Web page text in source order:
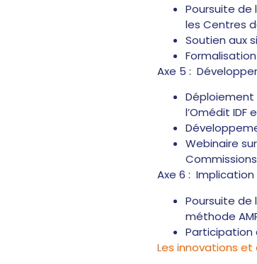
Poursuite de
les Centres
Soutien aux
Axe 5 :
Déploiement
l’Omédit IDF
Webinaire
Axe 6 :
Poursuite de
méthode
Participation
Les innovations